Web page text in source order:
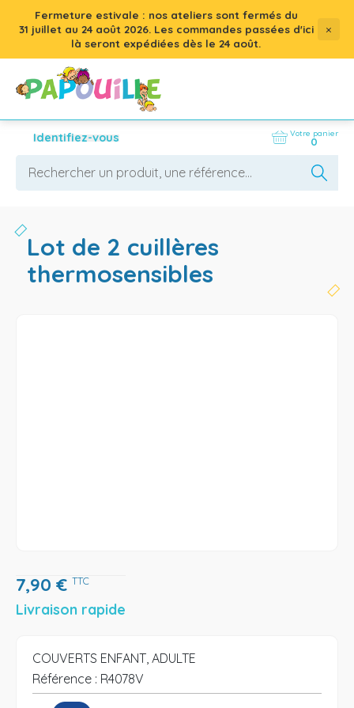
Fermeture estivale : nos ateliers sont fermés du
31 juillet au 24 août 2026. Les commandes passées d'ici
là seront expédiées dès le 24 août.
×
Identifiez-vous Votre panier
0
lot de 2 cuillères
thermosensibles
7,90 € TTC
Livraison rapide
COUVERTS ENFANT, ADULTE
Référence : R4078V